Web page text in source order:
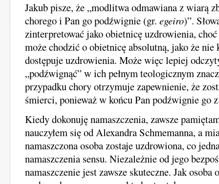
Jakub pisze, że „modlitwa odmawiana z wiarą
chorego i Pan go podźwignie (gr. egeiro)”.
zinterpretować jako obietnicę uzdrowienia,
może chodzić o obietnicę absolutną, jako że nie
dostępuje uzdrowienia. Może więc lepiej
„podźwignąć” w ich pełnym teologicznym
przypadku chory otrzymuje zapewnienie, że
śmierci, ponieważ w końcu Pan podźwignie go
Kiedy dokonuję namaszczenia, zawsze
nauczyłem się od Alexandra Schmemanna, a
namaszczona osoba zostaje uzdrowiona, co
namaszczenia sensu. Niezależnie od jego
namaszczenie jest zawsze skuteczne. Jak osoba